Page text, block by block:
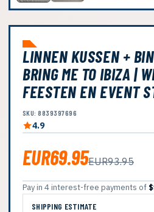
LINNEN KUSSEN +
BRING ME TO IBIZA |
FEESTEN EN EVENT
SKU: 8839397696
4.9
EUR69.95EUR93.95
Pay in 4 interest-free payments of
SHIPPING ESTIMATE